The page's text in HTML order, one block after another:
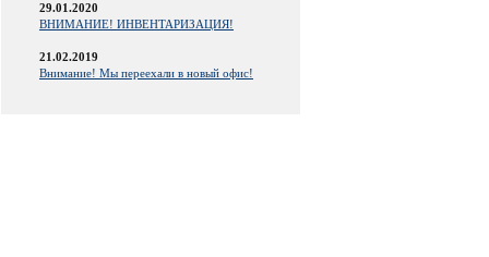
29.01.2020
ВНИМАНИЕ! ИНВЕНТАРИЗАЦИЯ!
21.02.2019
Внимание! Мы переехали в новый офис!